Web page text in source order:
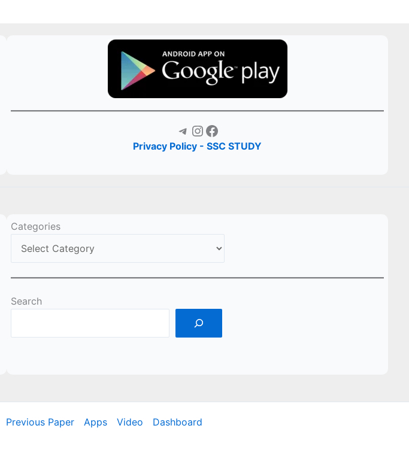
Telegram Instagram Facebook
Privacy Policy - SSC STUDY
Categories
Search
Previous Paper Apps Video Dashboard